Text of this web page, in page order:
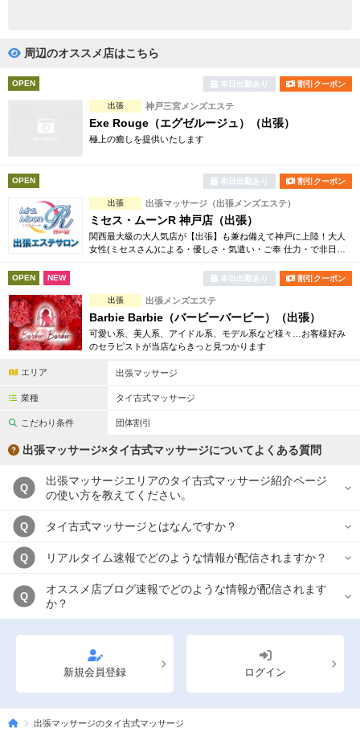
ペアルームあり
フットバスあり 岩盤浴あり
専用駐車場あり 有資格者在籍
日本人スタッフのみ
スタッフ指名可 Ｗセラピスト
駅から徒歩5分以内
こだわり条件を変更
周辺のオススメ店はこちら
OPEN 本日出勤あり 割引クーポン
出張 神戸三宮メンズエステ
Exe Rouge（エグゼルージュ）（出張）
極上の癒しを提供いたします
OPEN 本日出勤あり 割引クーポン
出張 出張マッサージ（出張メンズエステ）
ミセス・ムーンR 神戸店（出張）
関西最大級の大人気店が【出張】も兼ね備えて神戸に上陸！大人
女性(ミセスさん)による・優しさ・気遣い・ご奉 仕力・で非日常
OPEN NEW 本日出勤あり 割引クーポン
出張 出張メンズエステ
Barbie Barbie（バービーバービー）（出張）
可愛い系、美人系、アイドル系、モデル系など様々…お客様好み
のセラピストが当店ならきっと見つかります
エリア 出張マッサージ
業種 タイ古式マッサージ
こだわり条件 団体割引
出張マッサージ×タイ古式マッサージについてよくある質問
Q
出張マッサージエリアのタイ古式マッサージ紹介ページ
の使い方を教えてください。
Q タイ古式マッサージとはなんですか？
Q リアルタイム速報でどのような情報が配信されますか？
Q
オススメ店ブログ速報でどのような情報が配信されます
か？
新規会員登録 ログイン
出張マッサージのタイ古式マッサージ